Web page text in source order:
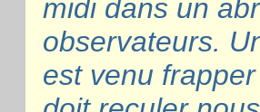
midi dans un
observateurs.
est venu